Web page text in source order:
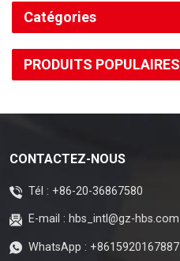
Catégories
PRODUITS POPULAIRES
CONTACTEZ-NOUS
Tél : +86-20-36867580
E-mail : hbs_intl@gz-hbs.com
WhatsApp : +8615920167887